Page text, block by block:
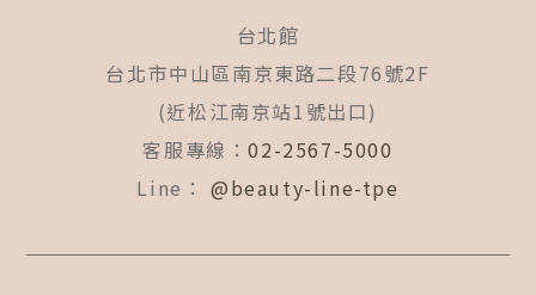
o
k
-
f
a
g
r
a
m
b
e
台北館
台北市中山區南京東路二段76號2F
(近松江南京站1號出口)
客服專線：02-2567-5000
Line： @beauty-line-tpe